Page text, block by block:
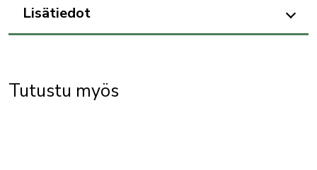
Lisätiedot
Tutustu myös